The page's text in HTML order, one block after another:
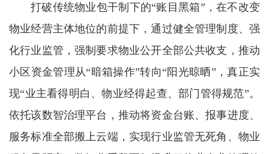
打破传统物业包干制下的“账目黑箱”，在不改变
物业经营主体地位的前提下，通过健全管理制度、强
化行业监管，强制要求物业公开全部公共收支，推动
小区资金管理从“暗箱操作”转向“阳光晾晒”，真正实
现“业主看得明白、物业经得起查、部门管得规范”。
依托该数智治理平台，推动将资金台账、报事进度、
服务标准全部搬上云端，实现行业监管无死角、物业